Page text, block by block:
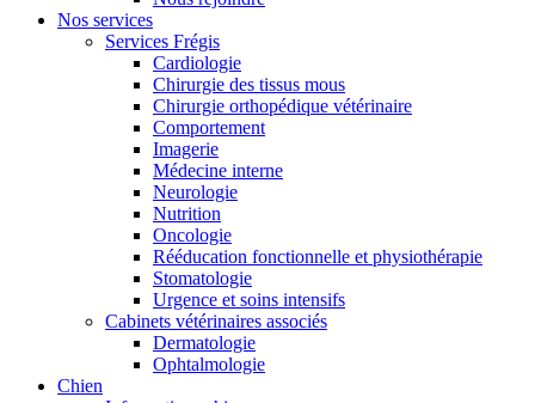
Nos services
Services Frégis
Cardiologie
Chirurgie des tissus mous
Chirurgie orthopédique vétérinaire
Comportement
Imagerie
Médecine interne
Neurologie
Nutrition
Oncologie
Rééducation fonctionnelle et physiothérapie
Stomatologie
Urgence et soins intensifs
Cabinets vétérinaires associés
Dermatologie
Ophtalmologie
Chien